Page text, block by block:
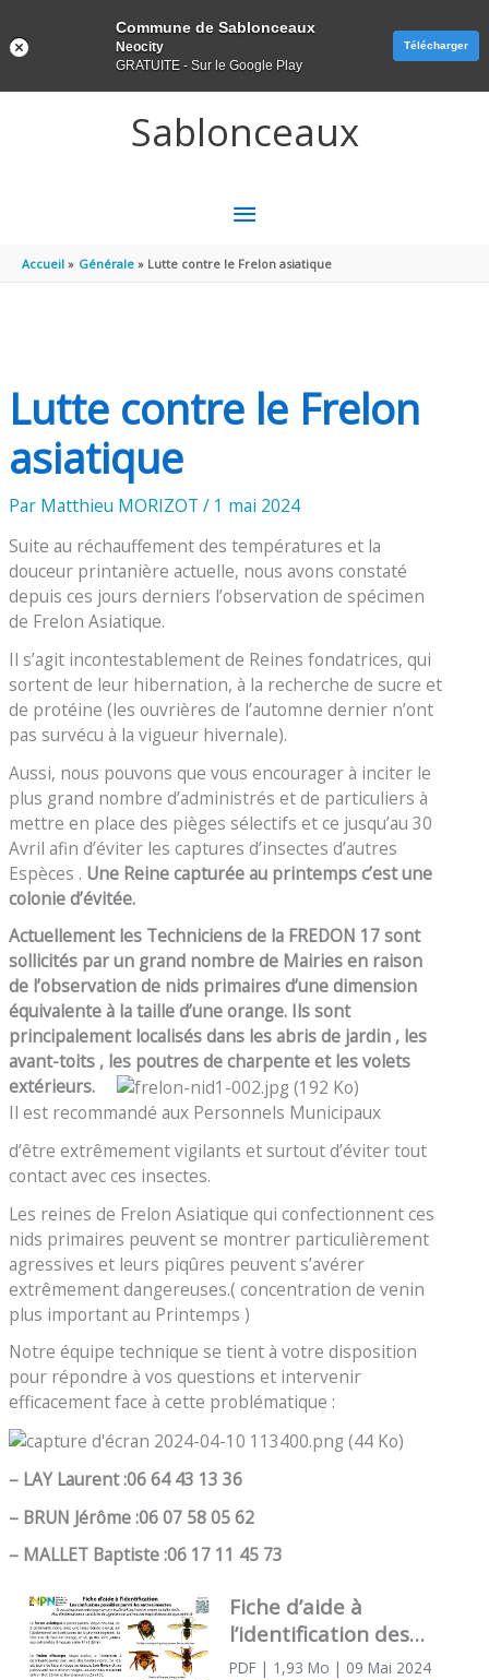
Sablonceaux
MENU
PRINCIPAL
Accueil Générale Lutte contre le Frelon asiatique
Lutte contre le Frelon
asiatique
Par Matthieu MORIZOT/ 1 mai 2024
Suite au réchauffement des températures et la
douceur printanière actuelle, nous avons constaté
depuis ces jours derniers l’observation de spécimen
de Frelon Asiatique.
Il s’agit incontestablement de Reines fondatrices, qui
sortent de leur hibernation, à la recherche de sucre et
de protéine (les ouvrières de l’automne dernier n’ont
pas survécu à la vigueur hivernale).
Aussi, nous pouvons que vous encourager à inciter le
plus grand nombre d’administrés et de particuliers à
mettre en place des pièges sélectifs et ce jusqu’au 30
Avril afin d’éviter les captures d’insectes d’autres
Espèces . Une Reine capturée au printemps c’est une
colonie d’évitée.
Actuellement les Techniciens de la FREDON 17 sont
sollicités par un grand nombre de Mairies en raison
de l’observation de nids primaires d’une dimension
équivalente à la taille d’une orange. Ils sont
principalement localisés dans les abris de jardin , les
avant-toits , les poutres de charpente et les volets
extérieurs. ‍ ‍‍
Il est recommandé aux Personnels Municipaux
d’être extrêmement vigilants et surtout d’éviter tout
contact avec ces insectes.
Les reines de Frelon Asiatique qui confectionnent ces
nids primaires peuvent se montrer particulièrement
agressives et leurs piqûres peuvent s’avérer
extrêmement dangereuses.( concentration de venin
plus important au Printemps )
Notre équipe technique se tient à votre disposition
pour répondre à vos questions et intervenir
efficacement face à cette problématique :
– LAY Laurent :06 64 43 13 36
– BRUN Jérôme :06 07 58 05 62
– MALLET Baptiste :06 17 11 45 73
Fiche d’aide à
l’identification des
frelons
PDF| 1,93 Mo | 09 Mai 2024
Commune de Sablonceaux
Neocity
GRATUITE - Sur le Google Play
Télécharger